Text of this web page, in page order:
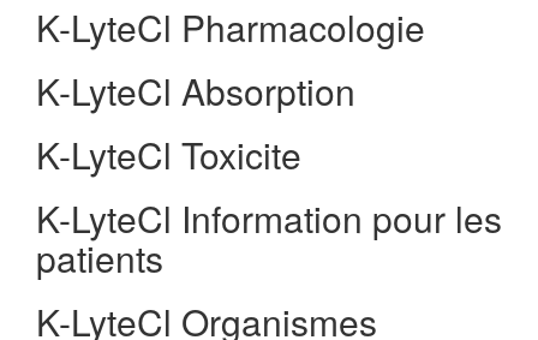
K-LyteCl Pharmacologie
K-LyteCl Absorption
K-LyteCl Toxicite
K-LyteCl Information pour les
patients
K-LyteCl Organismes